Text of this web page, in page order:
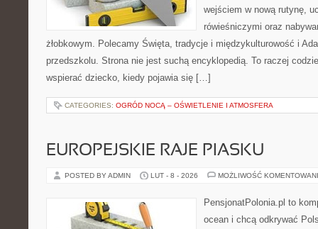
wejściem w nową rutynę,
rówieśniczymi oraz
żłobkowym. Polecamy Święta, tradycje i międzykulturowość i
przedszkolu. Strona nie jest suchą encyklopedią. To raczej
wspierać dziecko, kiedy pojawia się […]
CATEGORIES: OGRÓD NOCĄ – OŚWIETLENIE I ATMOSFERA
EUROPEJSKIE RAJE PIASKU
POSTED BY ADMIN LUT - 8 - 2026 MOŻLIWOŚĆ
PensjonatPolonia.pl to
ocean i chcą odkrywać